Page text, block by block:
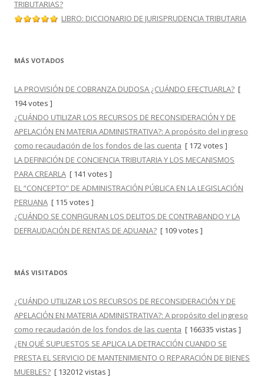
TRIBUTARIAS?
LIBRO: DICCIONARIO DE JURISPRUDENCIA TRIBUTARIA
MÁS VOTADOS
LA PROVISIÓN DE COBRANZA DUDOSA ¿CUÁNDO EFECTUARLA? [
194 votes ]
¿CUÁNDO UTILIZAR LOS RECURSOS DE RECONSIDERACIÓN Y DE
APELACIÓN EN MATERIA ADMINISTRATIVA?: A propósito del ingreso
como recaudación de los fondos de las cuenta [ 172 votes ]
LA DEFINICIÓN DE CONCIENCIA TRIBUTARIA Y LOS MECANISMOS
PARA CREARLA [ 141 votes ]
EL “CONCEPTO” DE ADMINISTRACIÓN PÚBLICA EN LA LEGISLACIÓN
PERUANA [ 115 votes ]
¿CUÁNDO SE CONFIGURAN LOS DELITOS DE CONTRABANDO Y LA
DEFRAUDACIÓN DE RENTAS DE ADUANA? [ 109 votes ]
MÁS VISITADOS
¿CUÁNDO UTILIZAR LOS RECURSOS DE RECONSIDERACIÓN Y DE
APELACIÓN EN MATERIA ADMINISTRATIVA?: A propósito del ingreso
como recaudación de los fondos de las cuenta [ 166335 vistas ]
¿EN QUÉ SUPUESTOS SE APLICA LA DETRACCIÓN CUANDO SE
PRESTA EL SERVICIO DE MANTENIMIENTO O REPARACIÓN DE BIENES
MUEBLES? [ 132012 vistas ]